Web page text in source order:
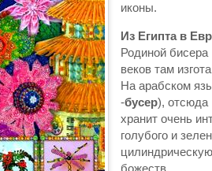
иконы.
Из Египта в
Родиной бисера
веков там
На арабском
-бусер), отсюда
хранит очень
голубого и
божеств.